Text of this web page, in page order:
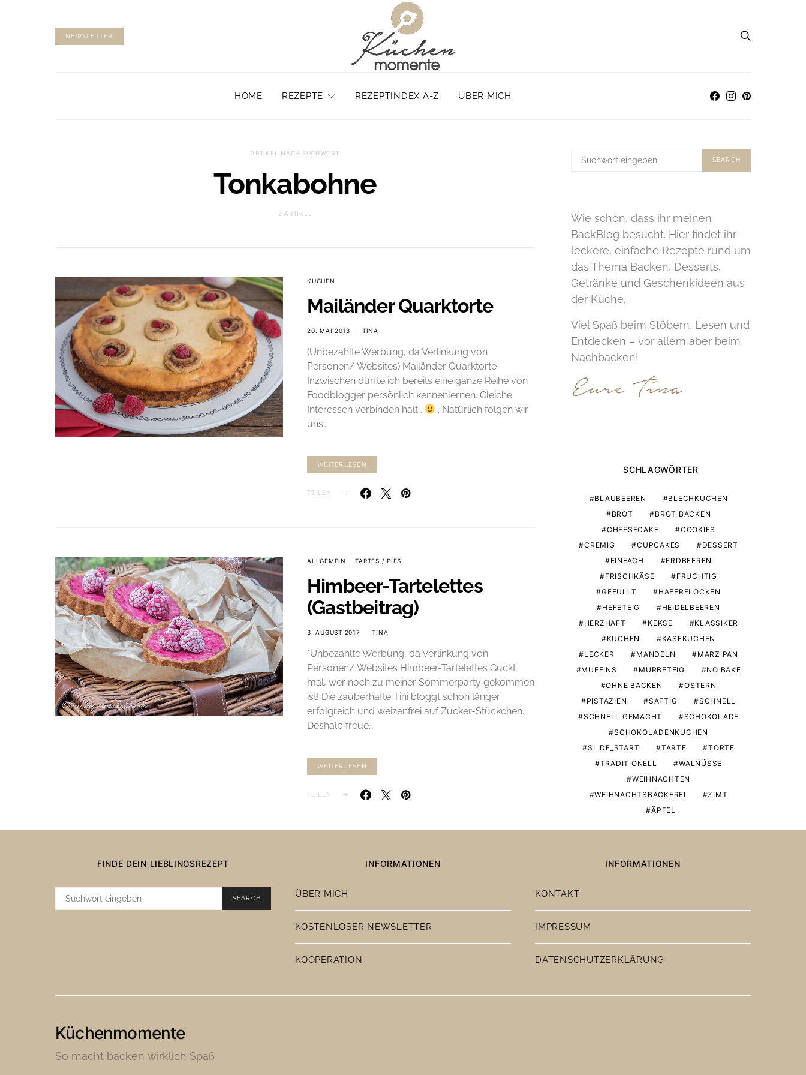
NEWSLETTER
HOME REZEPTE REZEPTINDEX A-Z ÜBER MICH
ARTIKEL NACH SUCHWORT
Tonkabohne
2 ARTIKEL
KUCHEN
Mailänder Quarktorte
20. MAI 2018 TINA
(Unbezahlte Werbung, da Verlinkung von
Personen/ Websites) Mailänder Quarktorte
Inzwischen durfte ich bereits eine ganze Reihe von
Foodblogger persönlich kennenlernen. Gleiche
Interessen verbinden halt…
. Natürlich folgen wir
uns…
WEITERLESEN
TEILEN
ALLGEMEIN TARTES / PIES
Himbeer-Tartelettes
(Gastbeitrag)
3. AUGUST 2017 TINA
*Unbezahlte Werbung, da Verlinkung von
Personen/ Websites Himbeer-Tartelettes Guckt
mal, wer noch zu meiner Sommerparty gekommen
ist! Die zauberhafte Tini bloggt schon länger
erfolgreich und weizenfrei auf Zucker-Stückchen.
Deshalb freue…
WEITERLESEN
TEILEN
SUCHE
SEARCH
Wie schön, dass ihr meinen
BackBlog besucht. Hier findet ihr
leckere, einfache Rezepte rund um
das Thema Backen, Desserts,
Getränke und Geschenkideen aus
der Küche.
Viel Spaß beim Stöbern, Lesen und
Entdecken – vor allem aber beim
Nachbacken!
SCHLAGWÖRTER
BLAUBEEREN
BLECHKUCHEN
BROT
BROT BACKEN
CHEESECAKE
COOKIES
CREMIG
CUPCAKES
DESSERT
EINFACH
ERDBEEREN
FRISCHKÄSE
FRUCHTIG
GEFÜLLT
HAFERFLOCKEN
HEFETEIG
HEIDELBEEREN
HERZHAFT
KEKSE
KLASSIKER
KUCHEN
KÄSEKUCHEN
LECKER
MANDELN
MARZIPAN
MUFFINS
MÜRBETEIG
NO BAKE
OHNE BACKEN
OSTERN
PISTAZIEN
SAFTIG
SCHNELL
SCHNELL GEMACHT
SCHOKOLADE
SCHOKOLADENKUCHEN
SLIDE_START
TARTE
TORTE
TRADITIONELL
WALNÜSSE
WEIHNACHTEN
WEIHNACHTSBÄCKEREI
ZIMT
ÄPFEL
FINDE DEIN LIEBLINGSREZEPT
SUCHE
NACH:
SEARCH
INFORMATIONEN
ÜBER MICH
KOSTENLOSER NEWSLETTER
KOOPERATION
INFORMATIONEN
KONTAKT
IMPRESSUM
DATENSCHUTZERKLÄRUNG
Küchenmomente
So macht backen wirklich Spaß